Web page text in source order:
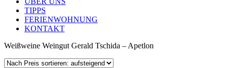
TIPPS
FERIENWOHNUNG
KONTAKT
Weißweine Weingut Gerald Tschida – Apetlon